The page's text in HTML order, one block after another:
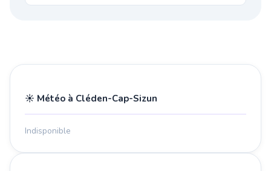
☀️ Météo à Cléden-Cap-Sizun
Indisponible